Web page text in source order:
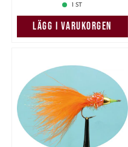
1 ST
LÄGG I VARUKORGEN